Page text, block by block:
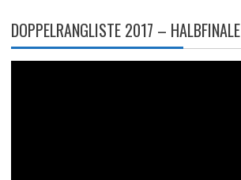
DOPPELRANGLISTE 2017 – HALBFINALE